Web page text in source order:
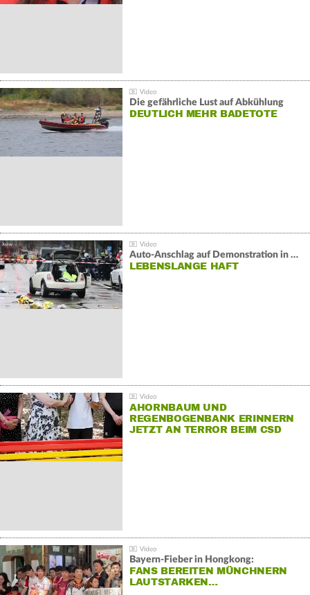
Die gefährliche Lust auf Abkühlung
DEUTLICH MEHR BADETOTE
Auto-Anschlag auf Demonstration in München:
LEBENSLANGE HAFT
AHORNBAUM UND
REGENBOGENBANK ERINNERN
JETZT AN TERROR BEIM CSD
Bayern-Fieber in Hongkong:
FANS BEREITEN MÜNCHNERN
LAUTSTARKEN…